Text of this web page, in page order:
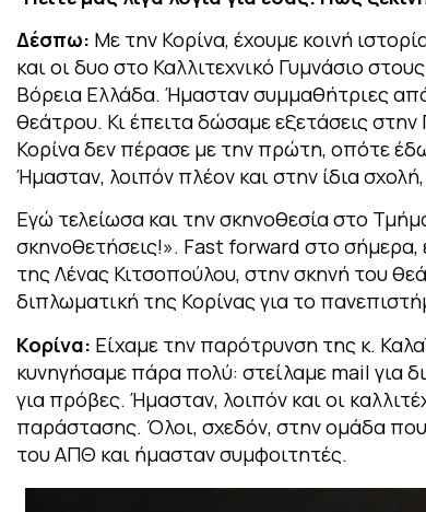
Δέσπω: Με την Κορίνα, έχουμε κοινή
και οι δυο στο Καλλιτεχνικό Γυμνάσιο
Βόρεια Ελλάδα. Ήμασταν συμμαθήτριες
θεάτρου. Κι έπειτα δώσαμε εξετάσεις
Κορίνα δεν πέρασε με την πρώτη, οπότε
Ήμασταν, λοιπόν πλέον και στην ίδια
Εγώ τελείωσα και την σκηνοθεσία στο
σκηνοθετήσεις!». Fast forward στο
της Λένας Κιτσοπούλου, στην σκηνή του
διπλωματική της Κορίνας για το
Κορίνα: Είχαμε την παρότρυνση της κ.
κυνηγήσαμε πάρα πολύ: στείλαμε mail για
για πρόβες. Ήμασταν, λοιπόν και οι
παράστασης. Όλοι, σχεδόν, στην ομάδα
του ΑΠΘ και ήμασταν συμφοιτητές.